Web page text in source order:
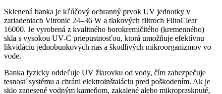
Sklenená banka je kľúčový ochranný prvok UV jednotky v
zariadeniach Vitronic 24–36 W a tlakových filtroch FiltoClear
16000. Je vyrobená z kvalitného borokremičitého (kremenného)
skla s vysokou UV-C priepustnosťou, ktorá umožňuje efektívnu
likvidáciu jednobunkových rias a škodlivých mikroorganizmov vo
vode.
Banka fyzicky oddeľuje UV žiarovku od vody, čím zabezpečuje
tesnosť systému a chráni elektroinštaláciu pred poškodením. Ak je
sklo zanesené vodným kameňom, zakalené alebo mikroprasknuté,